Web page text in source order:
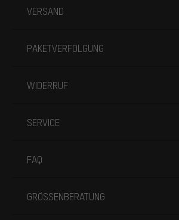
VERSAND
PAKETVERFOLGUNG
WIDERRUF
SERVICE
FAQ
GRÖSSENBERATUNG